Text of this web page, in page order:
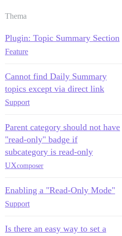
Thema
Plugin: Topic Summary Section
Feature
Cannot find Daily Summary
topics except via direct link
Support
Parent category should not have
"read-only" badge if
subcategory is read-only
UXcomposer
Enabling a "Read-Only Mode"
Support
Is there an easy way to set a